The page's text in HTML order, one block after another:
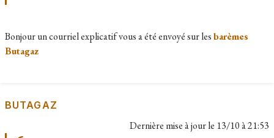
Bonjour un courriel explicatif vous a été envoyé sur lesbarèmes
Butagaz
BUTAGAZ
Dernière mise à jour le 13/10 à 21:53